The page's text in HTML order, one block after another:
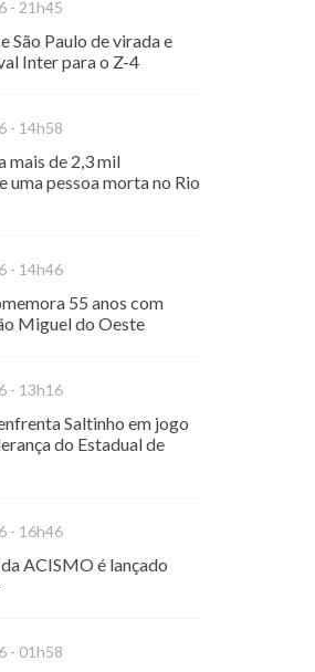
- 21h45
São Paulo de virada e
Inter para o Z-4
- 14h58
mais de 2,3 mil
uma pessoa morta no Rio
- 14h46
55 anos com
Miguel do Oeste
- 13h16
Saltinho em jogo
do Estadual de
- 16h46
ACISMO é lançado
- 01h58